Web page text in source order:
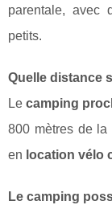
parentale, avec
petits.
Quelle distance
Lecamping
800 mètres de
en location vélo
Le camping